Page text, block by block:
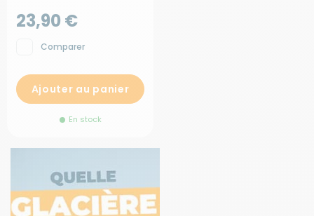
23,90 €
Comparer
Ajouter au panier
En stock